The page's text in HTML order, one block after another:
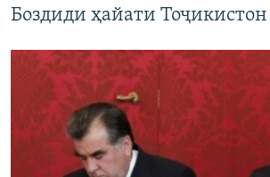
Боздиди ҳайати